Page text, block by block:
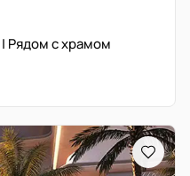
Рядом с храмом